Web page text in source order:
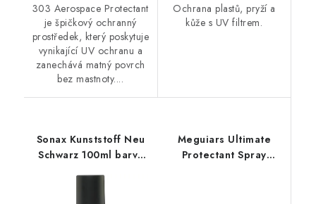
303 Aerospace Protectant
je špičkový ochranný
prostředek, který poskytuje
vynikající UV ochranu a
zanechává matný povrch
bez mastnoty....
Ochrana plastů, pryží a
kůže s UV filtrem.
Sonax Kunststoff Neu
Schwarz 100ml barva
Meguiars Ultimate
Protectant Spray